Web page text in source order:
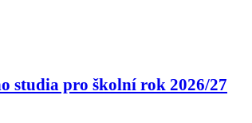
studia pro školní rok 2026/27